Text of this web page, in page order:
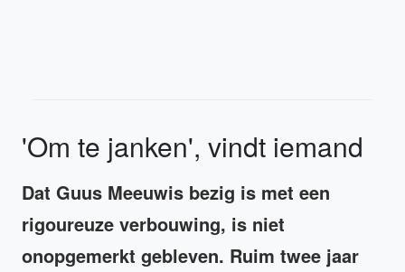
'Om te janken', vindt iemand
Dat Guus Meeuwis bezig is met een
rigoureuze verbouwing, is niet
onopgemerkt gebleven. Ruim twee jaar